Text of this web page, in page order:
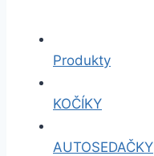
Produkty
KOČÍKY
AUTOSEDAČKY